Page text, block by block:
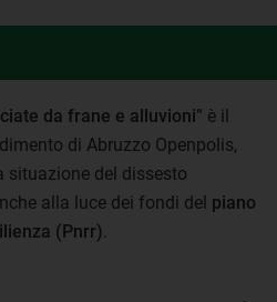
da frane e alluvioni” è il
di Abruzzo Openpolis,
situazione del dissesto
alla luce dei fondi del piano
(Pnrr)